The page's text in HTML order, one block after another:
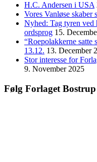
H.C. Andersen i USA
Vores Vanløse skaber
Nyhed: Tag tyren
ordsprog 15.
“Roepolakkerne satte
13.12. 13. December
Stor interesse for
9. November 2025
Følg Forlaget